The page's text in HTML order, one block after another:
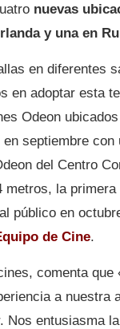
nuevas
y una en
en diferentes
en adoptar esta
Odeon
septiembre con
del Centro
la
público en
de Cine.
comenta que
a nuestra
Nos entusiasma